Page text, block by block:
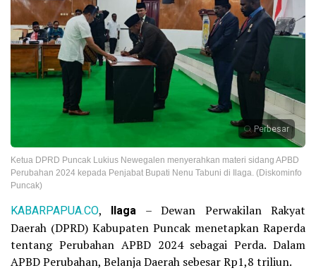
Perbesar
Ketua DPRD Puncak Lukius Newegalen menyerahkan materi sidang APBD
Perubahan 2024 kepada Penjabat Bupati Nenu Tabuni di Ilaga. (Diskominfo
Puncak)
KABARPAPUA.CO, Ilaga – Dewan Perwakilan Rakyat
Daerah (DPRD) Kabupaten Puncak menetapkan Raperda
tentang Perubahan APBD 2024 sebagai Perda. Dalam
APBD Perubahan, Belanja Daerah sebesar Rp1,8 triliun.